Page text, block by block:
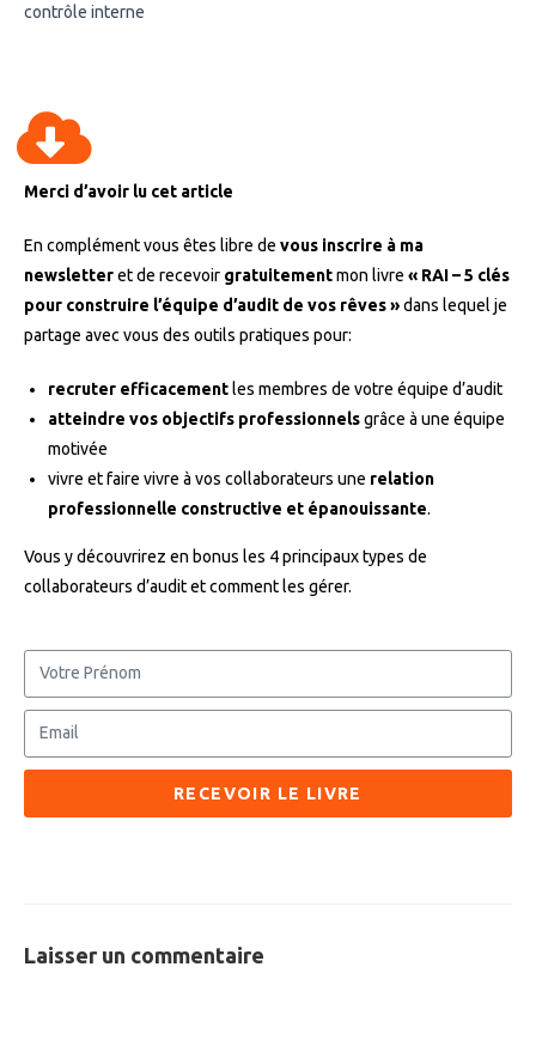
contrôle interne
Merci d’avoir lu cet article
En complément vous êtes libre de vous inscrire à ma
newsletteret de recevoir gratuitementmon livre « RAI – 5 clés
pour construire l’équipe d’audit de vos rêves »dans lequel je
partage avec vous des outils pratiques pour:
recruter efficacementles membres de votre équipe d’audit
atteindre vos objectifs professionnelsgrâce à une équipe
motivée
vivre et faire vivre à vos collaborateurs une relation
professionnelle constructive et épanouissante.
Vous y découvrirez en bonus les 4 principaux types de
collaborateurs d’audit et comment les gérer.
RECEVOIR LE LIVRE
Laisser un commentaire